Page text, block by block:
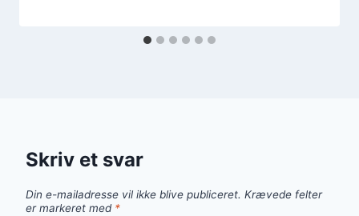
Skriv et svar
Din e-mailadresse vil ikke blive publiceret. Krævede felter
er markeret med *